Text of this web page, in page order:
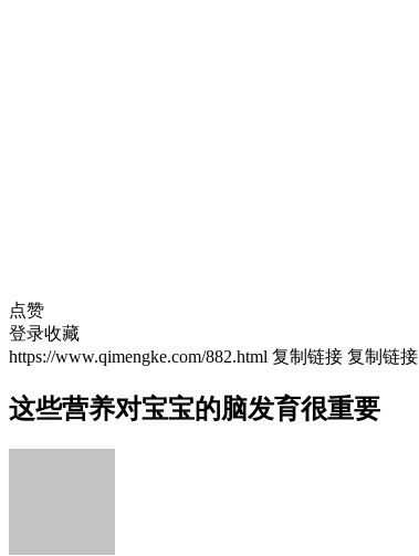
点赞
登录收藏
https://www.qimengke.com/882.html 复制链接 复制链接
这些营养对宝宝的脑发育很重要